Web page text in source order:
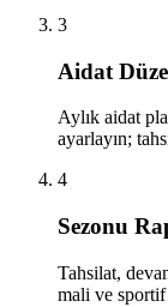
3
Aidat
Aylık aidat
ayarlayın;
4
Sezonu
Tahsilat,
mali ve